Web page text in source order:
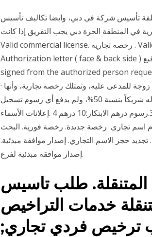
تأسيس شركة في دبي، وايضا تكاليف تأسيس
في المنطقة الحرة دبي يجب التفريق إذا كانت
Valid commercial license. رخصه تجاريه . Valid Civil ID Copy ( face & back side ) بطاقه مدنيه . Valid
Authorization letter ( face & back side ) اعتماد التوقيع. Request letter on company letterhead
signed from the authorized person
· وتفصيلاً، أقامت امرأة دعوى مدنية، شرحت فيها أنها كانت زوجة للمدعى عليه، وتمتلك رخصة تجارية، وأنها
وكلت المدعى عليه شفهياً بإدارة النشاط التجاري، وتم إدخاله شريكاً بنسبة 50%، ولم يدفع أي رسوم تسجيل
رخصة: 600 درهم 2.رسوم درهم المعرفة: 10 درهم 3.رسوم درهم الابتكار:10 درهم 4 .إعلانات الأسماء
350 درهم 5.نموذج طلب خدمة: 50 درهم 6.رسوم اسم تجاري رخصة جديدة. رخصة فورية. البحث
حجز الاسم التجاري. إصدار موافقة مبدئية.
إصدار موافقة مبدئية لفرع.
المتنقلة. طلب تاسيس
خدمات التراخيص
ترخيص فردي تجاري;